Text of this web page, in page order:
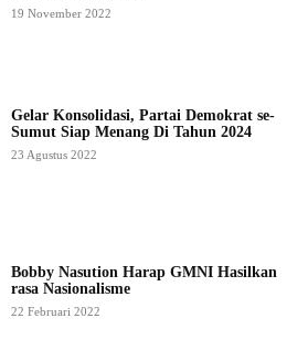
19 November 2022
Gelar Konsolidasi, Partai Demokrat se-
Sumut Siap Menang Di Tahun 2024
23 Agustus 2022
Bobby Nasution Harap GMNI Hasilkan
rasa Nasionalisme
22 Februari 2022